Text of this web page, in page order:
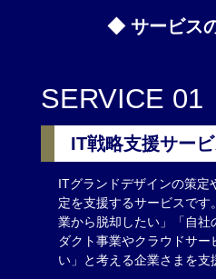
◆ サービス
SERVICE 01
IT戦略支援サー
ITグランドデザインの策定
定を支援するサービスで
業から脱却したい」「自社
ダクト事業やクラウドサ
い」と考える企業さまを支